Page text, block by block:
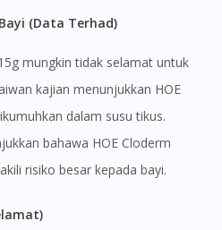
(Data Terhad)
mungkin tidak selamat untuk
kajian menunjukkan HOE
dalam susu tikus.
bahawa HOE Cloderm
risiko besar kepada bayi.